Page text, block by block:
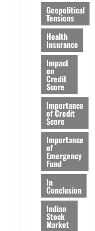
Geopolitical
Tensions
Health
Insurance
Impact
on
Credit
Score
Importance
of Credit
Score
Importance
of
Emergency
Fund
In
Conclusion
Indian
Stock
Market